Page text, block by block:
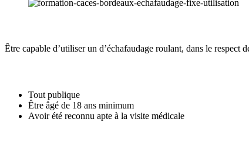
Être capable d’utiliser un d’échafaudage roulant, dans le respect
Tout publique
Être âgé de 18 ans minimum
Avoir été reconnu apte à la visite médicale